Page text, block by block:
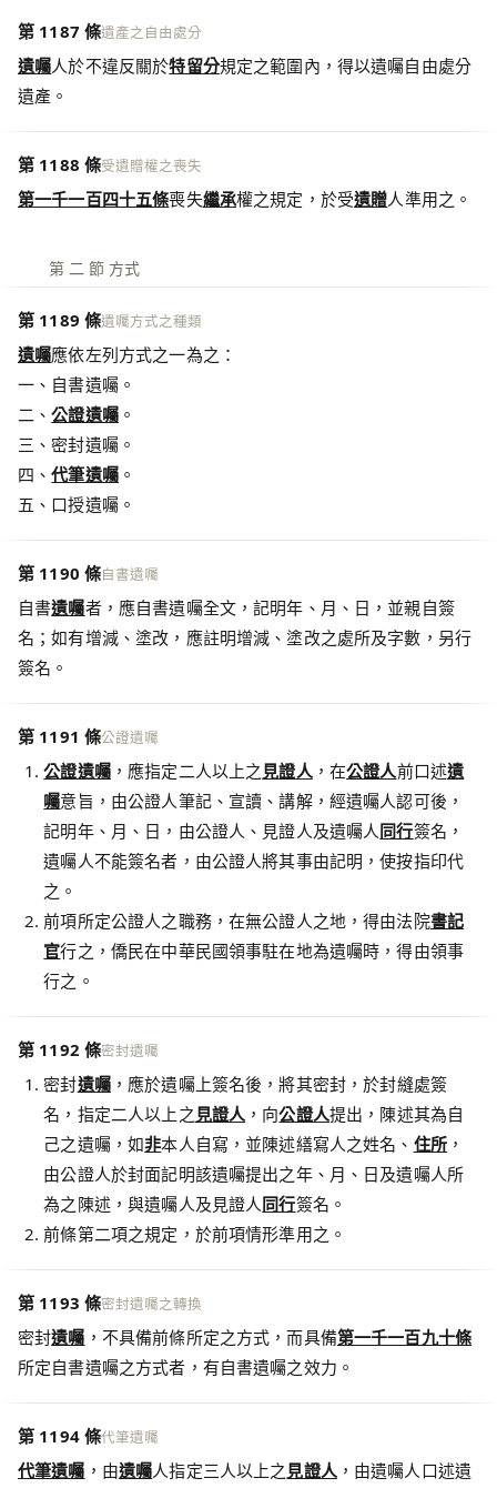
第 1187 條遺產之自由處分
遺囑人於不違反關於特留分規定之範圍內，得以遺囑自由處分
遺產。
第 1188 條受遺贈權之喪失
第一千一百四十五條喪失繼承權之規定，於受遺贈人準用之。
第 二 節 方式
第 1189 條遺囑方式之種類
遺囑應依左列方式之一為之：
一、自書遺囑。
二、公證遺囑。
三、密封遺囑。
四、代筆遺囑。
五、口授遺囑。
第 1190 條自書遺囑
自書遺囑者，應自書遺囑全文，記明年、月、日，並親自簽
名；如有增減、塗改，應註明增減、塗改之處所及字數，另行
簽名。
第 1191 條公證遺囑
公證遺囑，應指定二人以上之 見證人，在公證人前口述遺
囑意旨，由公證人筆記、宣讀、講解，經遺囑人認可後，
記明年、月、日，由公證人、見證人及遺囑人同行簽名，
遺囑人不能簽名者，由公證人將其事由記明，使按指印代
之。
前項所定公證人之職務，在無公證人之地，得由法院書記
官行之，僑民在中華民國領事駐在地為遺囑時，得由領事
行之。
第 1192 條密封遺囑
密封遺囑，應於遺囑上簽名後，將其密封，於封縫處簽
名，指定二人以上之 見證人，向公證人提出，陳述其為自
己之遺囑，如非本人自寫，並陳述繕寫人之姓名、 住所，
由公證人於封面記明該遺囑提出之年、月、日及遺囑人所
為之陳述，與遺囑人及見證人同行簽名。
前條第二項之規定，於前項情形準用之。
第 1193 條密封遺囑之轉換
密封遺囑 ，不具備前條所定之方式，而具備第一千一百九十條
所定自書遺囑之方式者，有自書遺囑之效力。
第 1194 條代筆遺囑
代筆遺囑 ，由遺囑人指定三人以上之 見證人，由遺囑人口述遺